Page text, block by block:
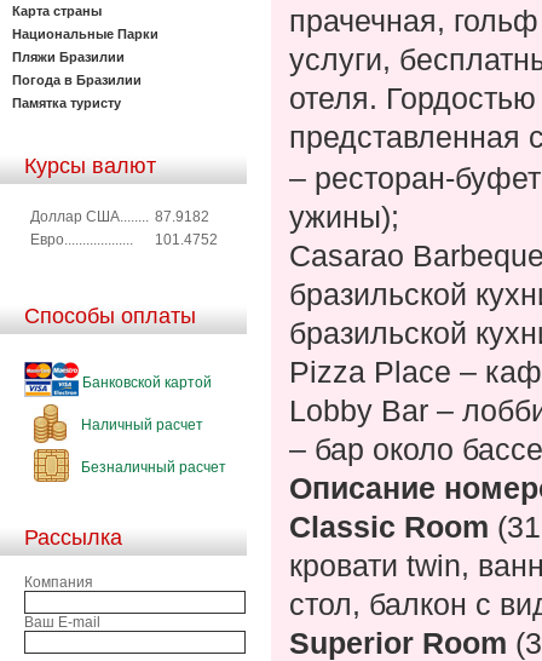
Карта cтраны
Национальные Парки
Пляжи Бразилии
Погода в Бразилии
Памятка туристу
Курсы валют
Доллар США........ 87.9182
Евро...................
101.4752
Способы оплаты
Банковской картой
Наличный расчет
Безналичный расчет
Рассылка
Компания
Ваш E-mail
прачечная,
услуги,
отеля.
– ресторан-
ужины);
Casarao
бразильской
бразильской
Pizza Place –
Lobby Bar –
– бар около
Описание
Classic Room
кровати twin,
стол, балкон с
Superior Room